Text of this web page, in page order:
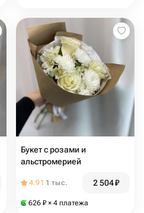
Букет с розами и
альстромерией
4.91 1 тыс. 2 504₽
626 ₽ × 4 платежа